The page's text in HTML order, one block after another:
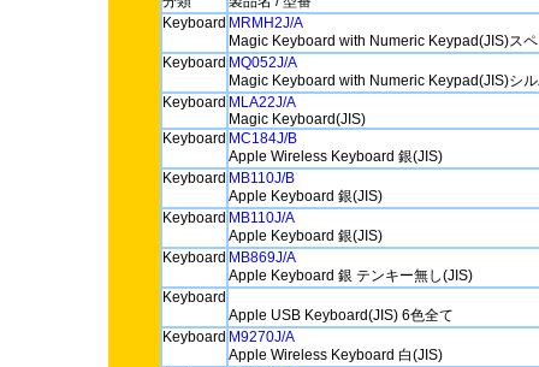
Keyboard MRMH2J/A
Magic Keyboard with Numeric Keypad(JIS)ス
Keyboard MQ052J/A
Magic Keyboard with Numeric Keypad(JIS)シ
Keyboard MLA22J/A
Magic Keyboard(JIS)
Keyboard MC184J/B
Apple Wireless Keyboard 銀(JIS)
Keyboard MB110J/B
Apple Keyboard 銀(JIS)
Keyboard MB110J/A
Apple Keyboard 銀(JIS)
Keyboard MB869J/A
Apple Keyboard 銀 テンキー無し(JIS)
Keyboard
Apple USB Keyboard(JIS) 6色全て
Keyboard M9270J/A
Apple Wireless Keyboard 白(JIS)